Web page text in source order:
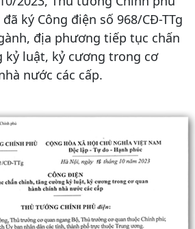
ký Công điện số 968/CĐ-TTg
địa phương tiếp tục chấn
kỷ luật, kỷ cương trong cơ
nước các cấp.